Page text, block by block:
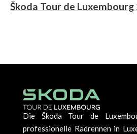
Škoda Tour de Luxembourg
Die Škoda Tour de
professionelle Radrennen in